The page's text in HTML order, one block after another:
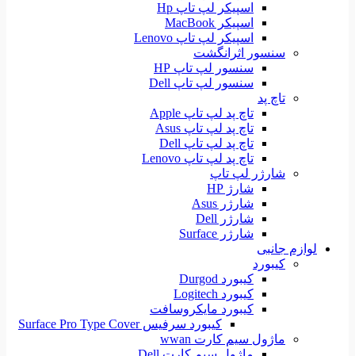
اسپیکر لپ تاپ Hp
اسپیکر MacBook
اسپیکر لپ تاپ Lenovo
سنسور اثرانگشت
سنسور لپ تاپ HP
سنسور لپ تاپ Dell
تاچ پد
تاچ پد لپ تاپ Apple
تاچ پد لپ تاپ Asus
تاچ پد لپ تاپ Dell
تاچ پد لپ تاپ Lenovo
شارژر لپ تاپ
شارژ HP
شارژر Asus
شارژر Dell
شارژر Surface
لوازم جانبی
کیبورد
کیبورد Durgod
کیبورد Logitech
کیبورد مایکروسافت
کیبورد سرفیس Surface Pro Type Cover
ماژول سیم کارت wwan